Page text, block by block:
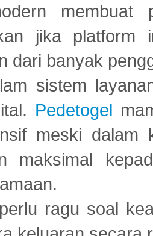
membuat
jika platform
dari banyak
sistem
Pedetogel
meski dalam
maksimal
ragu soal